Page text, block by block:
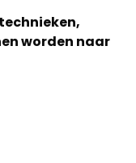
worden naar